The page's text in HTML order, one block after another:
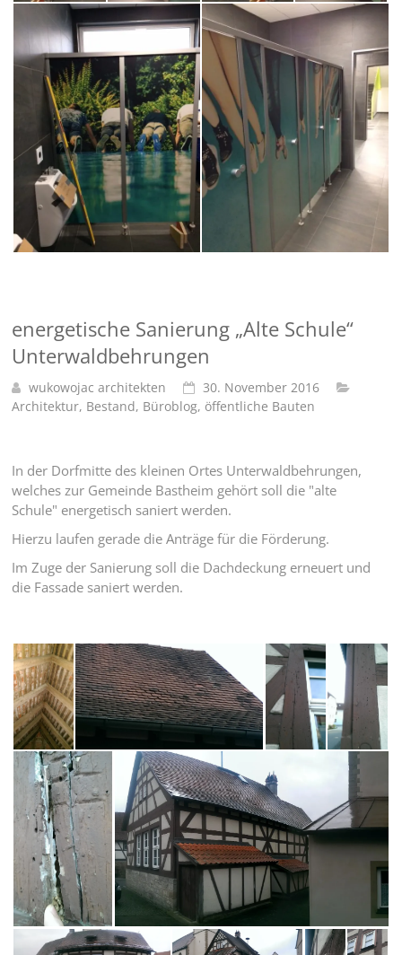
energetische Sanierung „Alte Schule“
Unterwaldbehrungen
wukowojac architekten
30. November 2016
Architektur, Bestand, Büroblog, öffentliche Bauten
In der Dorfmitte des kleinen Ortes Unterwaldbehrungen,
welches zur Gemeinde Bastheim gehört soll die "alte
Schule" energetisch saniert werden.
Hierzu laufen gerade die Anträge für die Förderung.
Im Zuge der Sanierung soll die Dachdeckung erneuert und
die Fassade saniert werden.